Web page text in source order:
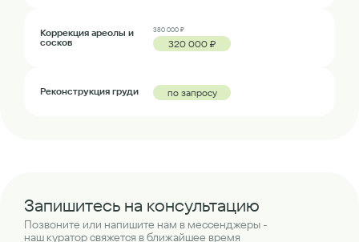
Коррекция ареолы и
сосков
380 000 ₽
320 000 ₽
Реконструкция груди по запросу
Запишитесь на консультацию
Позвоните или напишите нам в мессенджеры -
наш куратор свяжется в ближайшее время